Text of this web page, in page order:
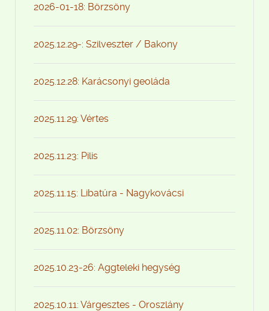
2026-01-18: Börzsöny
2025.12.29-: Szilveszter / Bakony
2025.12.28: Karácsonyi geoláda
2025.11.29: Vértes
2025.11.23: Pilis
2025.11.15: Libatúra - Nagykovácsi
2025.11.02: Börzsöny
2025.10.23-26: Aggteleki hegység
2025.10.11: Várgesztes - Oroszlány